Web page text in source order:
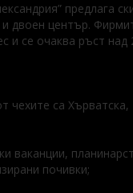
предлага
двоен център.
и се очаква ръст над
чехите са
ваканции,
почивки;